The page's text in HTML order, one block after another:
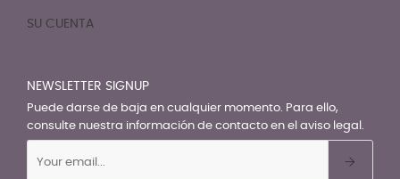
SU CUENTA
NEWSLETTER SIGNUP
Puede darse de baja en cualquier momento. Para ello,
consulte nuestra información de contacto en el aviso legal.